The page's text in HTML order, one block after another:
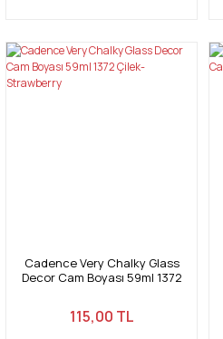
Cadence Very Chalky Glass
Decor Cam Boyası 59ml 1372
115,00 TL